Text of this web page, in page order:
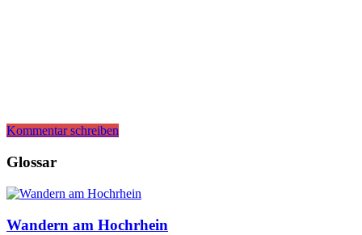
Kommentar schreiben
Glossar
Wandern am Hochrhein